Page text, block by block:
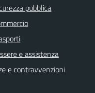
pubblica
e assistenza
e contravvenzioni